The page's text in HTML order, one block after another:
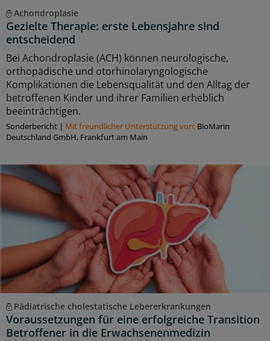
Achondroplasie
Gezielte Therapie: erste Lebensjahre sind
entscheidend
Bei Achondroplasie (ACH) können neurologische,
orthopädische und otorhinolaryngologische
Komplikationen die Lebensqualität und den Alltag der
betroffenen Kinder und ihrer Familien erheblich
beeinträchtigen.
Sonderbericht | Mit freundlicher Unterstützung von: BioMarin
Deutschland GmbH, Frankfurt am Main
Pädiatrische cholestatische Lebererkrankungen
Voraussetzungen für eine erfolgreiche Transition
Betroffener in die Erwachsenenmedizin